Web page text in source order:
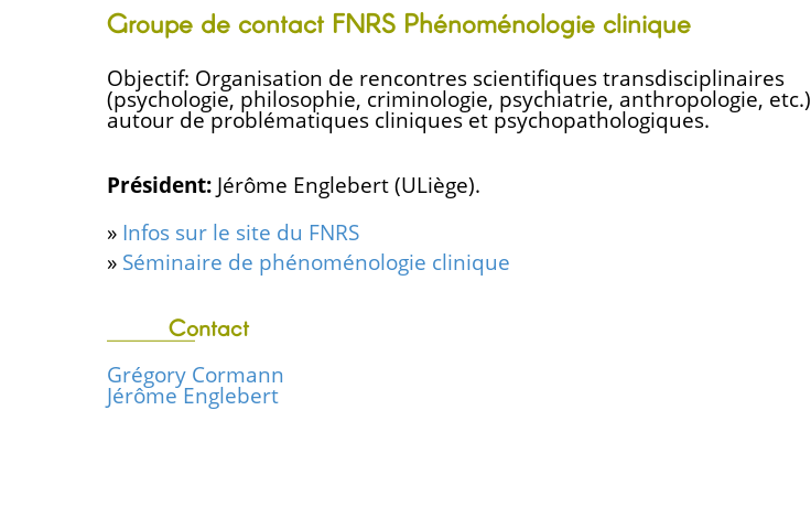
Groupe de contact FNRS Phénoménologie clinique
Objectif: Organisation de rencontres scientifiques transdisciplinaires
(psychologie, philosophie, criminologie, psychiatrie, anthropologie, etc.)
autour de problématiques cliniques et psychopathologiques.
Président: Jérôme Englebert (ULiège).
» Infos sur le site du FNRS
» Séminaire de phénoménologie clinique
Contact
Grégory Cormann
Jérôme Englebert